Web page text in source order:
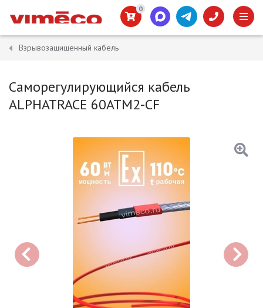
0
Взрывозащищенный кабель
Саморегулирующийся кабель
ALPHATRACE 60ATM2-CF